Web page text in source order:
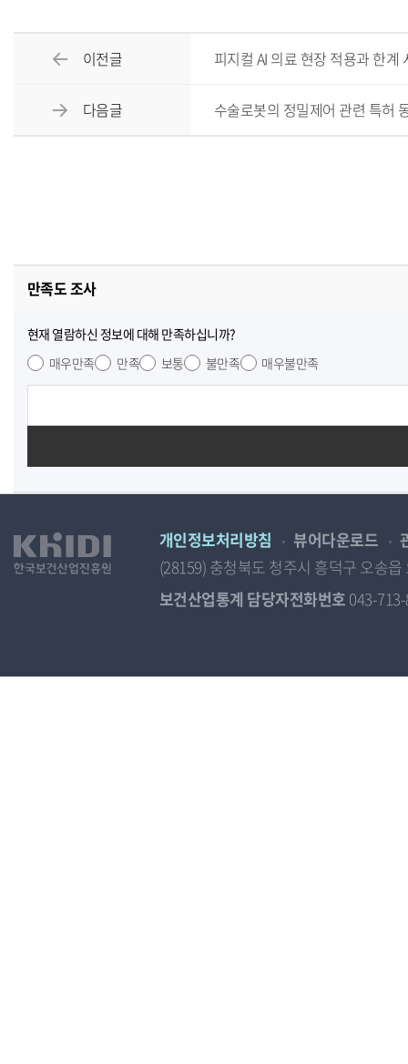
이전글 피지컬 AI 의료 현장 적용과 한계
다음글 수술로봇의 정밀제어 관련 특허
만족도 조사
현재 열람하신 정보에 대해 만족하십니까?
매우만족
만족 보통 불만족 매우불만족
개인정보처리방침 뷰어다운로드
(28159) 충청북도 청주시 흥덕구 오송
보건산업통계 담당자전화번호 043-